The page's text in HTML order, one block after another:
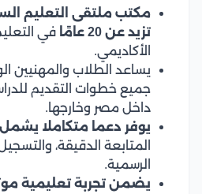
مكتب ملتقى التعليم
تزيد عن 20 عامًا
في
الأكاديمي.
يساعد الطلاب والمهنيين
جميع خطوات التقديم
داخل مصر وخارجها.
يوفر دعما متكاملا يشمل
المتابعة الدقيقة،
الرسمية.
يضمن تجربة تعليمية